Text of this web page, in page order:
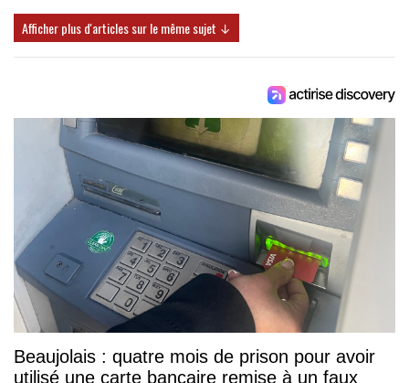
Afficher plus d'articles sur le même sujet ↓
Beaujolais : quatre mois de prison pour avoir
utilisé une carte bancaire remise à un faux